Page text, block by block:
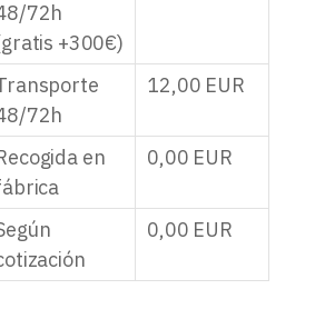
72h
+300€)
72h
12,00 EUR
en
0,00 EUR
0,00 EUR